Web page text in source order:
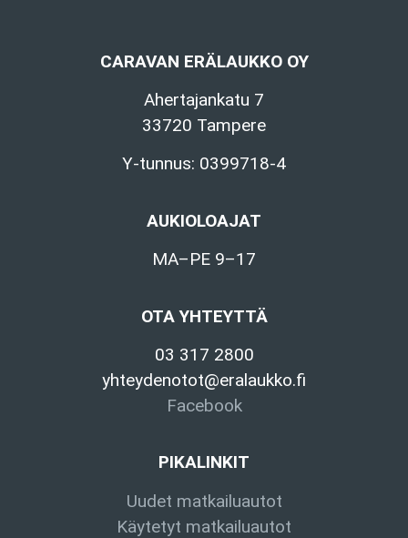
CARAVAN ERÄLAUKKO OY
Ahertajankatu 7
33720 Tampere
Y-tunnus: 0399718-4
AUKIOLOAJAT
MA–PE 9–17
OTA YHTEYTTÄ
03 317 2800
yhteydenotot@eralaukko.fi
Facebook
PIKALINKIT
Uudet matkailuautot
Käytetyt matkailuautot